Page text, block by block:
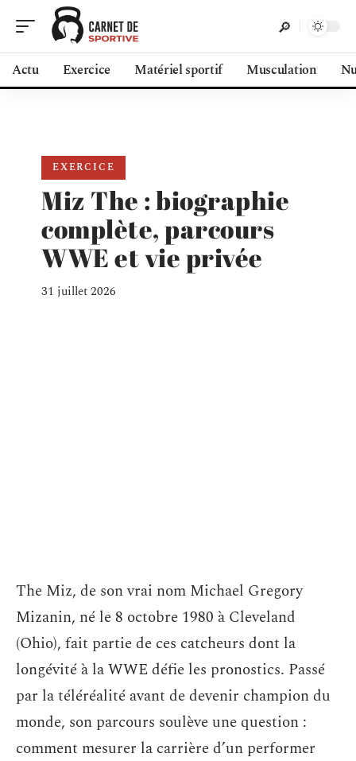
Actu Exercice Matériel sportif Musculation
EXERCICE
Miz The : biographie
complète, parcours
WWE et vie privée
31 juillet 2026
The Miz, de son vrai nom Michael Gregory
Mizanin, né le 8 octobre 1980 à Cleveland
(Ohio), fait partie de ces catcheurs dont la
longévité à la WWE défie les pronostics. Passé
par la téléréalité avant de devenir champion du
monde, son parcours soulève une question :
comment mesurer la carrière d’un performer